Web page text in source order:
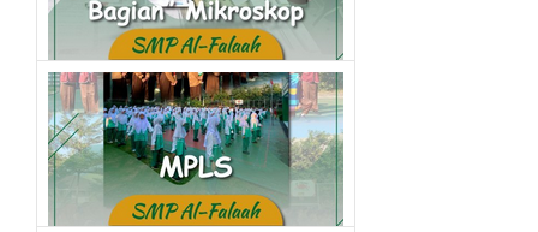
Mengidentifikasi Bagian Mikroskop
kegiatan smp